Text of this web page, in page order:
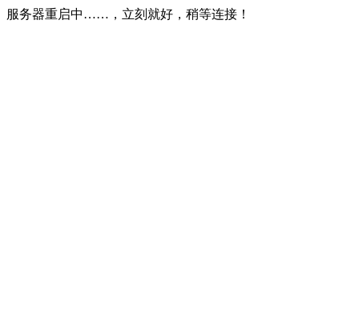
服务器重启中……，立刻就好，稍等连接！